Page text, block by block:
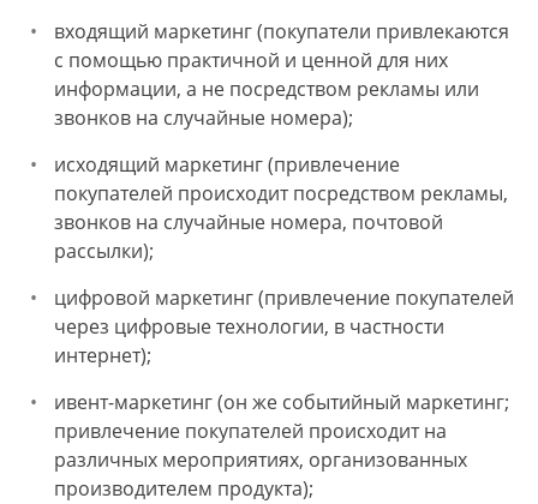
входящий маркетинг (покупатели привлекаются
с помощью практичной и ценной для них
информации, а не посредством рекламы или
звонков на случайные номера);
исходящий маркетинг (привлечение
покупателей происходит посредством рекламы,
звонков на случайные номера, почтовой
рассылки);
цифровой маркетинг (привлечение покупателей
через цифровые технологии, в частности
интернет);
ивент-маркетинг (он же событийный маркетинг;
привлечение покупателей происходит на
различных мероприятиях, организованных
производителем продукта);